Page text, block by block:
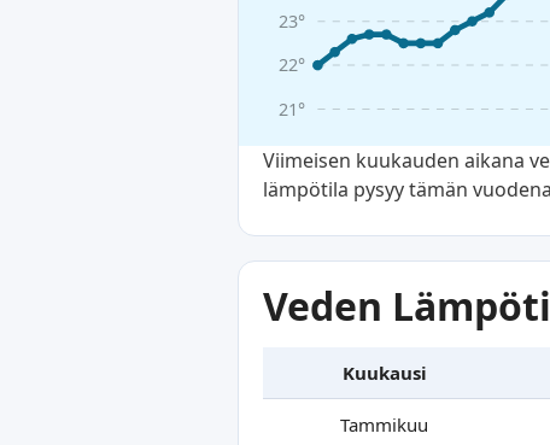
21°
22°
23°
Viimeisen kuukauden aikana
lämpötila pysyy tämän
Veden
Kuukausi
Tammikuu